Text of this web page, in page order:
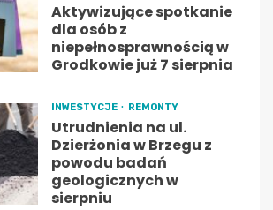
Aktywizujące spotkanie
dla osób z
niepełnosprawnością w
Grodkowie już 7 sierpnia
INWESTYCJE REMONTY
Utrudnienia na ul.
Dzierżonia w Brzegu z
powodu badań
geologicznych w
sierpniu